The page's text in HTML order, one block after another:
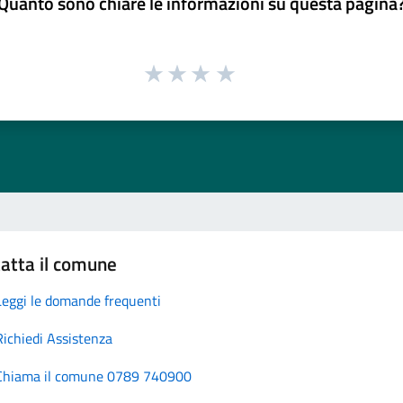
il comune
le domande frequenti
Assistenza
il comune 0789 740900